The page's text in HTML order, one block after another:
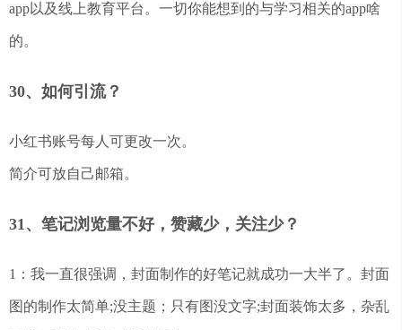
app以及线上教育平台。一切你能想到的与学习相关的app啥
的。
30、如何引流？
小红书账号每人可更改一次。
简介可放自己邮箱。
31、笔记浏览量不好，赞藏少，关注少？
1：我一直很强调，封面制作的好笔记就成功一大半了。封面
图的制作太简单;没主题；只有图没文字;封面装饰太多，杂乱